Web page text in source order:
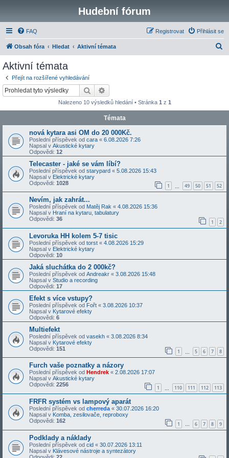
Hudební fórum
FAQ Přihlásit se
Registrovat
Obsah fóra Hledat Aktivní témata
Aktivní témata
Přejít na rozšířené vyhledávání
Hledat
Nalezeno 10 výsledků hledání • Stránka 1 z 1
Témata
nová kytara asi OM do 20 000Kč.
Poslední příspěvek od cara « 6.08.2026 7:26
Napsal v Akustické kytary
Odpovědi: 12
Telecaster - jaké se vám líbí?
Poslední příspěvek od starypard « 5.08.2026 15:43
Napsal v Elektrické kytary
Odpovědi: 1028 1 49 50 51 52
Nevím, jak zahrát...
Poslední příspěvek od Matěj Rak « 4.08.2026 15:36
Napsal v Hraní na kytaru, tabulatury
Odpovědi: 36 1 2
Levoruka HH kolem 5-7 tisic
Poslední příspěvek od torst « 4.08.2026 15:29
Napsal v Elektrické kytary
Odpovědi: 10
Jaká sluchátka do 2 000kč?
Poslední příspěvek od Andreakr « 3.08.2026 15:48
Napsal v Studio a recording
Odpovědi: 17
Efekt s více vstupy?
Poslední příspěvek od Fořt « 3.08.2026 10:37
Napsal v Kytarové efekty
Odpovědi: 6
Multiefekt
Poslední příspěvek od vasekh « 3.08.2026 8:34
Napsal v Kytarové efekty
Odpovědi: 151 1 5 6 7 8
Furch vaše poznatky a názory
Poslední příspěvek od Hendrek « 2.08.2026 17:07
Napsal v Akustické kytary
Odpovědi: 2256 1 110 111 112 113
FRFR systém vs lampový aparát
Poslední příspěvek od cherreda « 30.07.2026 16:20
Napsal v Komba, zesilovače, reproboxy
Odpovědi: 162 1 … 6 7 8 9
Podklady a náklady
Poslední příspěvek od cid « 30.07.2026 13:11
Napsal v Klávesové nástroje a syntezátory